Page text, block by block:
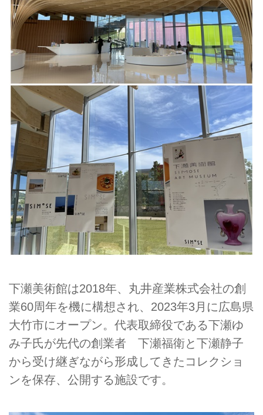
下瀬美術館は2018年、丸井産業株式会社の創
業60周年を機に構想され、2023年3月に広島県
大竹市にオープン。代表取締役である下瀬ゆ
み子氏が先代の創業者 下瀬福衛と下瀬静子
から受け継ぎながら形成してきたコレクショ
ンを保存、公開する施設です。